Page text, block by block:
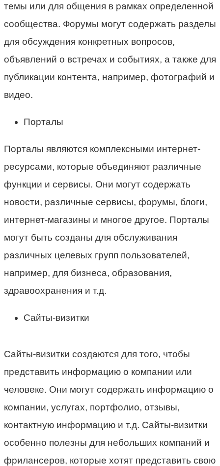
темы или для общения в рамках определенной
сообщества. Форумы могут содержать разделы
для обсуждения конкретных вопросов,
объявлений о встречах и событиях, а также для
публикации контента, например, фотографий и
видео.
Порталы
Порталы являются комплексными интернет-
ресурсами, которые объединяют различные
функции и сервисы. Они могут содержать
новости, различные сервисы, форумы, блоги,
интернет-магазины и многое другое. Порталы
могут быть созданы для обслуживания
различных целевых групп пользователей,
например, для бизнеса, образования,
здравоохранения и т.д.
Сайты-визитки
Сайты-визитки создаются для того, чтобы
представить информацию о компании или
человеке. Они могут содержать информацию о
компании, услугах, портфолио, отзывы,
контактную информацию и т.д. Сайты-визитки
особенно полезны для небольших компаний и
фрилансеров, которые хотят представить свою